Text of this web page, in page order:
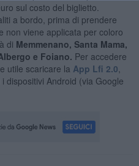
sul costo del biglietto.
a bordo, prima di prendere
non viene applicata per coloro
di Memmenano, Santa Mama,
e Foiano. Per accedere
utile scaricare la App Lfi 2.0
dispositivi Android (via Google